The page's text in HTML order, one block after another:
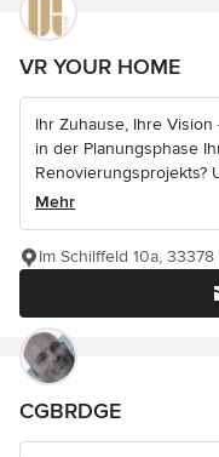
VR YOUR HOME
Ihr Zuhause, Ihre
in der Planungsphase
Renovierungsprojekts?
Mehr
Im Schilffeld 10a,
CGBRDGE